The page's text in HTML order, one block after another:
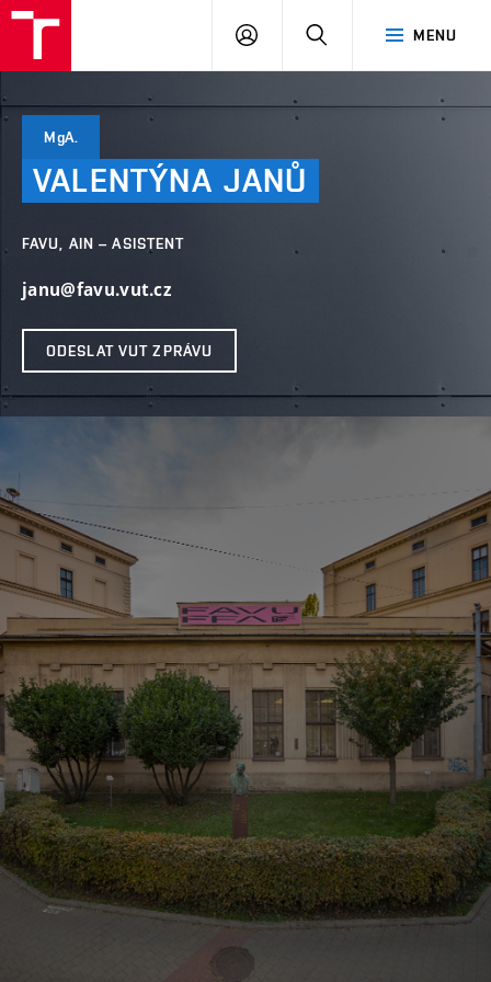
MENU
PŘIHLÁSIT
MgA.
VALENTÝNA JANŮ
FAVU, AIN – ASISTENT
janu@favu.vut.cz
ODESLAT VUT ZPRÁVU